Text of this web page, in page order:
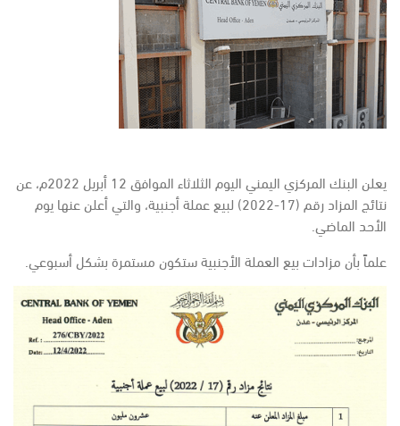
يعلن البنك المركزي اليمني اليوم الثلاثاء الموافق 12 أبريل 2022م، عن
نتائج المزاد رقم (17-2022) لبيع عملة أجنبية، والتي أعلن عنها يوم
الأحد الماضي.
علماً بأن مزادات بيع العملة الأجنبية ستكون مستمرة بشكل أسبوعي.